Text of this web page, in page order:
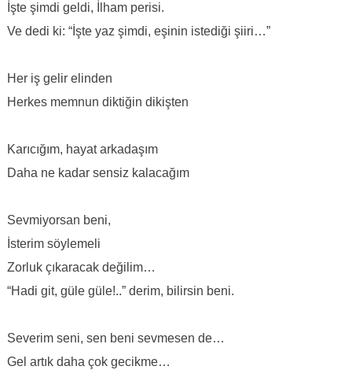
İşte şimdi geldi, İlham perisi.
Ve dedi ki: “İşte yaz şimdi, eşinin istediği şiiri…”
Her iş gelir elinden
Herkes memnun diktiğin dikişten
Karıcığım, hayat arkadaşım
Daha ne kadar sensiz kalacağım
Sevmiyorsan beni,
İsterim söylemeli
Zorluk çıkaracak değilim…
“Hadi git, güle güle!..” derim, bilirsin beni.
Severim seni, sen beni sevmesen de…
Gel artık daha çok gecikme…